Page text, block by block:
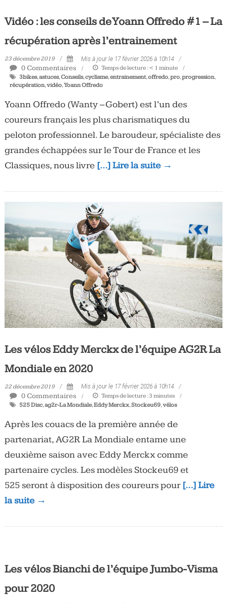
Vidéo : les conseils de Yoann Offredo #1 – La
récupération après l’entrainement
23 décembre 2019 Mis à jour le 17 février 2026 à 10h14
0 Commentaires Temps de lecture : < 1 minute
3bikes,astuces,Conseils,cyclisme,entrainement,offredo,pro,progression,
récupération,vidéo,Yoann Offredo
Yoann Offredo (Wanty – Gobert) est l’un des
coureurs français les plus charismatiques du
peloton professionnel. Le baroudeur, spécialiste des
grandes échappées sur le Tour de France et les
Classiques, nous livre […] Lire la suite →
Les vélos Eddy Merckx de l’équipe AG2R La
Mondiale en 2020
22 décembre 2019 Mis à jour le 17 février 2026 à 10h14
0 Commentaires Temps de lecture :3 minutes
525 Disc,ag2r-La Mondiale,Eddy Merckx,Stockeu69,vélos
Après les couacs de la première année de
partenariat, AG2R La Mondiale entame une
deuxième saison avec Eddy Merckx comme
partenaire cycles. Les modèles Stockeu69 et
525 seront à disposition des coureurs pour[…] Lire
la suite →
Les vélos Bianchi de l’équipe Jumbo-Visma
pour 2020